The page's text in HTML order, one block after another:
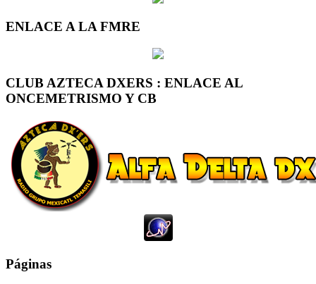
ENLACE A LA FMRE
CLUB AZTECA DXERS : ENLACE AL
ONCEMETRISMO Y CB
Páginas